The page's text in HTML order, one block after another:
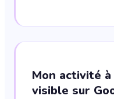
Mon activité
visible sur